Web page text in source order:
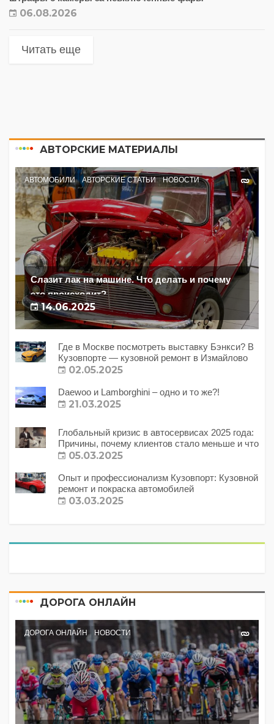
06.08.2026
Читать еще
АВТОРСКИЕ МАТЕРИАЛЫ
АВТОМОБИЛИ АВТОРСКИЕ СТАТЬИ НОВОСТИ
Слазит лак на машине. Что делать и почему
это происходит?
14.06.2025
Где в Москве посмотреть выставку Бэнкси? В
Кузовпорте — кузовной ремонт в Измайлово
02.05.2025
Daewoo и Lamborghini – одно и то же?!
21.03.2025
Глобальный кризис в автосервисах 2025 года:
Причины, почему клиентов стало меньше и что
с этим делать?
05.03.2025
Опыт и профессионализм Кузовпорт: Кузовной
ремонт и покраска автомобилей
03.03.2025
ДОРОГА ОНЛАЙН
ДОРОГА ОНЛАЙН НОВОСТИ